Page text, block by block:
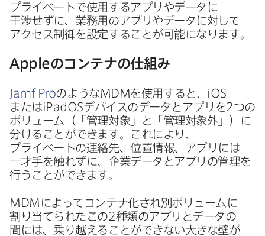
プライベートで​使用する​アプリや​データに​
干渉せずに、​業務用の​アプリや​データに​対して​
アクセス制御を​設定する​ことが​可能に​なります。
Appleの​コンテナの​仕組み
Jamf ProのようなMDMを​使用すると、 iOS
またはiPadOSデバイスの​データと​アプリを2つの​
ボリューム​（​「管理対象」と​「管理対象外」）に​
分ける​ことができます。​これに​より、​
プライベートの​連絡先、​位置情報、​アプリには​
一才手を​触れずに、​企業データと​アプリの​管理を​
行うことができます。
MDM に​よって​コンテナ化され別ボリュームに​
割り当てられた​この2種類の​アプリと​データの​
間には、​乗り​越える​ことができない​大きな​壁が​